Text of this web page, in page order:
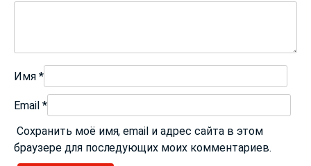
Имя *
Email *
Сохранить моё имя, email и адрес сайта в этом
браузере для последующих моих комментариев.